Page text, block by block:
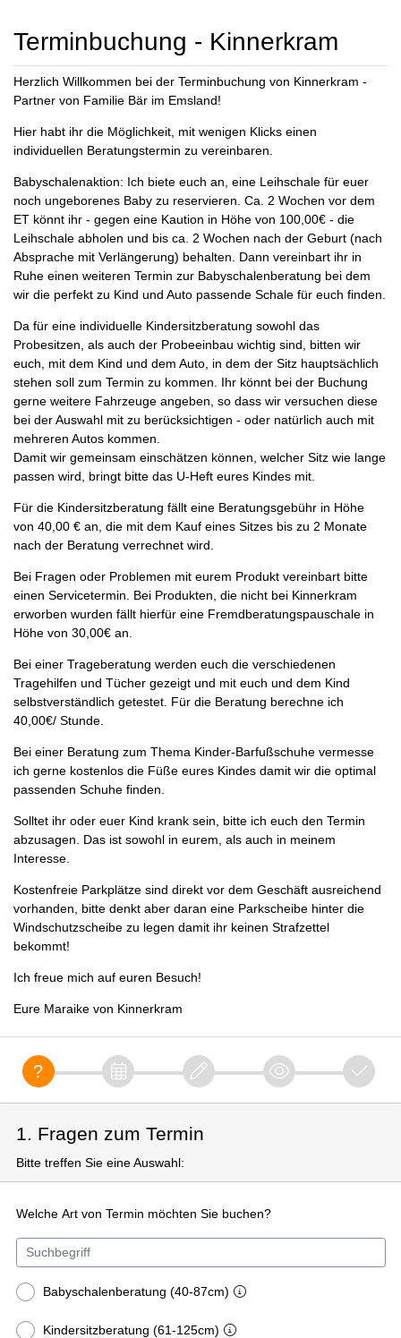
Terminbuchung - Kinnerkram
Herzlich Willkommen bei der Terminbuchung von Kinnerkram -
Partner von Familie Bär im Emsland!
Hier habt ihr die Möglichkeit, mit wenigen Klicks einen
individuellen Beratungstermin zu vereinbaren.
Babyschalenaktion: Ich biete euch an, eine Leihschale für euer
noch ungeborenes Baby zu reservieren. Ca. 2 Wochen vor dem
ET könnt ihr - gegen eine Kaution in Höhe von 100,00€ - die
Leihschale abholen und bis ca. 2 Wochen nach der Geburt (nach
Absprache mit Verlängerung) behalten. Dann vereinbart ihr in
Ruhe einen weiteren Termin zur Babyschalenberatung bei dem
wir die perfekt zu Kind und Auto passende Schale für euch finden.
Da für eine individuelle Kindersitzberatung sowohl das
Probesitzen, als auch der Probeeinbau wichtig sind, bitten wir
euch, mit dem Kind und dem Auto, in dem der Sitz hauptsächlich
stehen soll zum Termin zu kommen. Ihr könnt bei der Buchung
gerne weitere Fahrzeuge angeben, so dass wir versuchen diese
bei der Auswahl mit zu berücksichtigen - oder natürlich auch mit
mehreren Autos kommen.
Damit wir gemeinsam einschätzen können, welcher Sitz wie lange
passen wird, bringt bitte das U-Heft eures Kindes mit.
Für die Kindersitzberatung fällt eine Beratungsgebühr in Höhe
von 40,00 € an, die mit dem Kauf eines Sitzes bis zu 2 Monate
nach der Beratung verrechnet wird.
Bei Fragen oder Problemen mit eurem Produkt vereinbart bitte
einen Servicetermin. Bei Produkten, die nicht bei Kinnerkram
erworben wurden fällt hierfür eine Fremdberatungspauschale in
Höhe von 30,00€ an.
Bei einer Trageberatung werden euch die verschiedenen
Tragehilfen und Tücher gezeigt und mit euch und dem Kind
selbstverständlich getestet. Für die Beratung berechne ich
40,00€/ Stunde.
Bei einer Beratung zum Thema Kinder-Barfußschuhe vermesse
ich gerne kostenlos die Füße eures Kindes damit wir die optimal
passenden Schuhe finden.
Solltet ihr oder euer Kind krank sein, bitte ich euch den Termin
abzusagen. Das ist sowohl in eurem, als auch in meinem
Interesse.
Kostenfreie Parkplätze sind direkt vor dem Geschäft ausreichend
vorhanden, bitte denkt aber daran eine Parkscheibe hinter die
Windschutzscheibe zu legen damit ihr keinen Strafzettel
bekommt!
Ich freue mich auf euren Besuch!
Eure Maraike von Kinnerkram
1. Fragen zum Termin
Bitte treffen Sie eine Auswahl:
Welche Art von Termin möchten Sie buchen?
Babyschalenberatung (40-87cm)
Kindersitzberatung (61-125cm)